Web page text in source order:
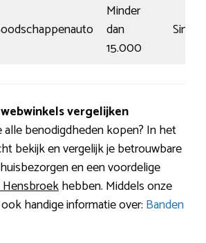
Minder
dan
15.000
Simpel
vergelijken
alle benodigdheden kopen? In het
bekijk en vergelijk je betrouwbare
en een voordelige
hebben. Middels onze
handige informatie over: Banden